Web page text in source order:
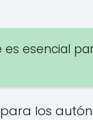
esencial
los